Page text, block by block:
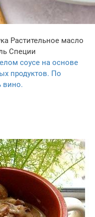
Растительное масло
Специи
соусе на основе
продуктов. По
вино.